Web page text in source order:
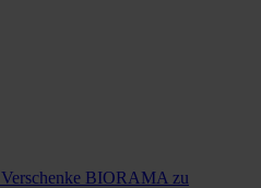
Verschenke BIORAMA zu